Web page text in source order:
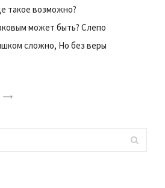
такое возможно?
может быть? Слепо
сложно, Но без веры